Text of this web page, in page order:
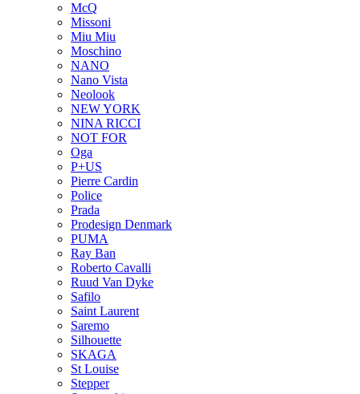
McQ
Missoni
Miu Miu
Moschino
NANO
Nano Vista
Neolook
NEW YORK
NINA RICCI
NOT FOR
Oga
P+US
Pierre Cardin
Police
Prada
Prodesign Denmark
PUMA
Ray Ban
Roberto Cavalli
Ruud Van Dyke
Safilo
Saint Laurent
Saremo
Silhouette
SKAGA
St Louise
Stepper